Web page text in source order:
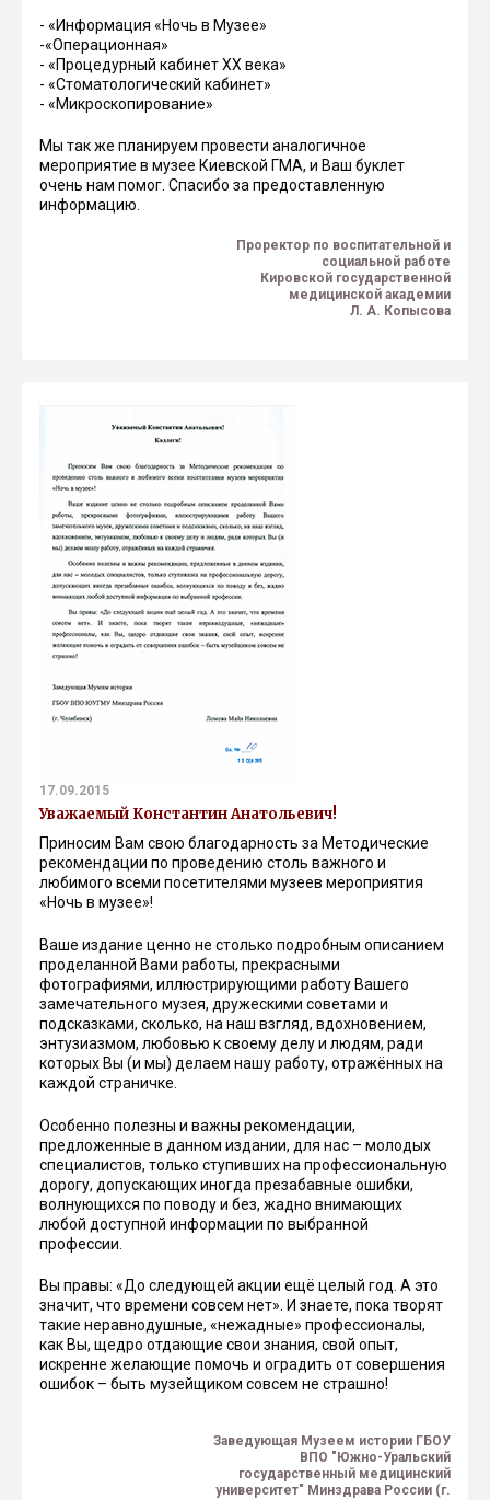
- «Информация «Ночь в Музее»
-«Операционная»
- «Процедурный кабинет XX века»
- «Стоматологический кабинет»
- «Микроскопирование»
Мы так же планируем провести аналогичное
мероприятие в музее Киевской ГМА, и Ваш буклет
очень нам помог. Спасибо за предоставленную
информацию.
Проректор по воспитательной и
социальной работе
Кировской государственной
медицинской академии
Л. А. Копысова
17.09.2015
Уважаемый Константин Анатольевич!
Приносим Вам свою благодарность за Методические
рекомендации по проведению столь важного и
любимого всеми посетителями музеев мероприятия
«Ночь в музее»!
Ваше издание ценно не столько подробным описанием
проделанной Вами работы, прекрасными
фотографиями, иллюстрирующими работу Вашего
замечательного музея, дружескими советами и
подсказками, сколько, на наш взгляд, вдохновением,
энтузиазмом, любовью к своему делу и людям, ради
которых Вы (и мы) делаем нашу работу, отражённых на
каждой страничке.
Особенно полезны и важны рекомендации,
предложенные в данном издании, для нас – молодых
специалистов, только ступивших на профессиональную
дорогу, допускающих иногда презабавные ошибки,
волнующихся по поводу и без, жадно внимающих
любой доступной информации по выбранной
профессии.
Вы правы: «До следующей акции ещё целый год. А это
значит, что времени совсем нет». И знаете, пока творят
такие неравнодушные, «нежадные» профессионалы,
как Вы, щедро отдающие свои знания, свой опыт,
искренне желающие помочь и оградить от совершения
ошибок – быть музейщиком совсем не страшно!
Заведующая Музеем истории ГБОУ
ВПО "Южно-Уральский
государственный медицинский
университет" Минздрава России (г.